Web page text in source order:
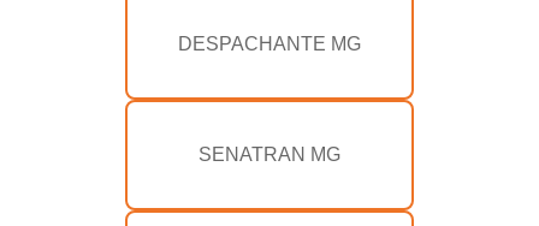
DESPACHANTE MG
SENATRAN MG